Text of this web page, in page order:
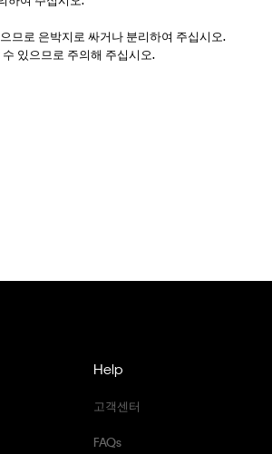
므로 은박지로 싸거나 분리하여 주십시오.
있으므로 주의해 주십시오.
Help
고객센터
FAQs